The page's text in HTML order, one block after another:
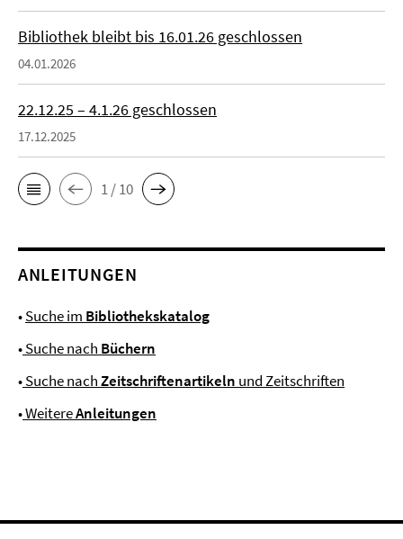
Bibliothek bleibt bis 16.01.26 geschlossen
04.01.2026
22.12.25 – 4.1.26 geschlossen
17.12.2025
1 / 10
ANLEITUNGEN
•Suche im Bibliothekskatalog
•Suche nach Büchern
•Suche nachZeitschriftenartikeln und Zeitschriften
•WeitereAnleitungen